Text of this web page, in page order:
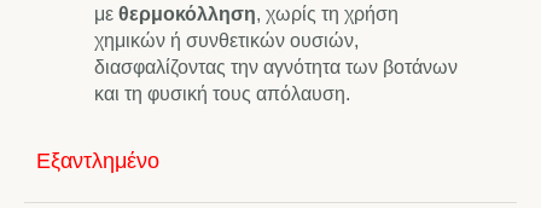
με θερμοκόλληση, χωρίς τη χρήση
χημικών ή συνθετικών ουσιών,
διασφαλίζοντας την αγνότητα των βοτάνων
και τη φυσική τους απόλαυση.
Εξαντλημένο